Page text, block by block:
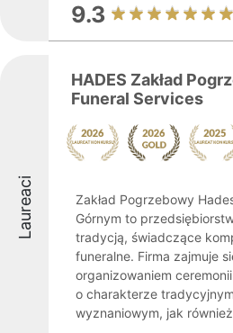
9.3
Laureaci
HADES Zakład
Funeral Services
Zakład Pogrzebowy
Górnym to
tradycją, świadczące
funeralne. Firma zajmuje
organizowaniem
o charakterze
wyznaniowym, jak